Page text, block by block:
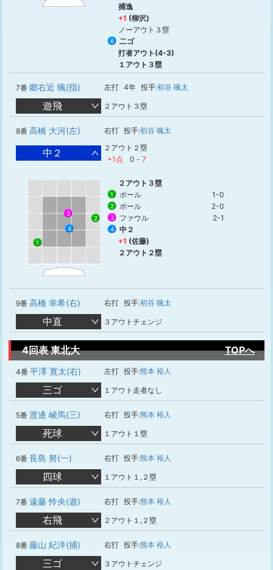
捕逸
+1 (柳沢)
ノーアウト３塁
6
二ゴ
打者アウト(4-3)
１アウト３塁
7番 郷右近 颯(指) 左打 4年 投手:初谷 颯太
遊飛 ２アウト３塁
8番 高橋 大河(左) 右打 投手:初谷 颯太
中２
２アウト２塁
+1点
0 - 7
1
2
3
4
２アウト３塁
1 ボール 1-0
2 ボール 2-0
3 ファウル 2-1
4
中２
+1 (佐藤)
２アウト２塁
9番 高橋 幸希(右) 右打 投手:初谷 颯太
中直 ３アウトチェンジ
4回表 東北大 TOPへ
4番 平澤 寛太(右) 左打 投手:熊本 裕人
三ゴ １アウト走者なし
5番 渡邊 崚馬(三) 右打 投手:熊本 裕人
死球 １アウト１塁
6番 長島 努(一) 右打 投手:熊本 裕人
四球 １アウト１,２塁
7番 遠藤 怜央(遊) 右打 投手:熊本 裕人
右飛 ２アウト１,２塁
8番 藤山 紀洋(捕) 右打 投手:熊本 裕人
三ゴ ３アウトチェンジ